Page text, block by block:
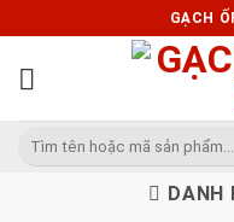
to
content
GẠCH
Tìm
DANH